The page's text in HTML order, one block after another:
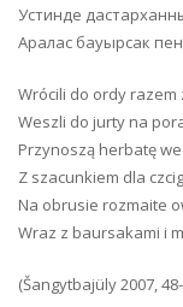
Устинде
Аралас бауырсак
Wrócili do ordy razem
Weszli do jurty na
Przynoszą herbatę
Z szacunkiem dla
Na obrusie rozmaite
Wraz z baursakami i
(Šangytbajüly 2007,